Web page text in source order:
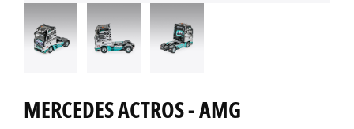
MERCEDES ACTROS - AMG